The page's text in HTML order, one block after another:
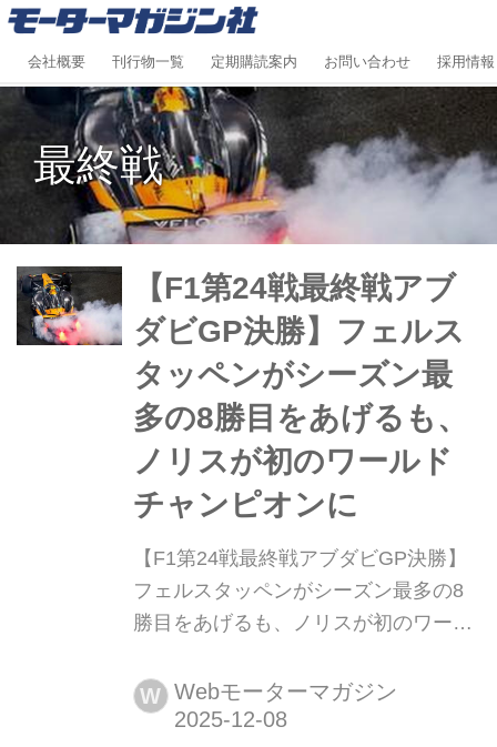
会社概要 刊行物一覧 定期購読案内 お問い合わせ 採用情報
最終戦
【F1第24戦最終戦アブ
ダビGP決勝】フェルス
タッペンがシーズン最
多の8勝目をあげるも、
ノリスが初のワールド
チャンピオンに
【F1第24戦最終戦アブダビGP決勝】
フェルスタッペンがシーズン最多の8
勝目をあげるも、ノリスが初のワール
地時間)、F1第24戦アブダビGPがアラ
ブ首長国連邦の首都アブダビのヤス・
W Webモーターマガジン